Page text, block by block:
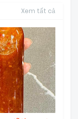
Xem tất cả